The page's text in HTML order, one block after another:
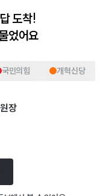
도착!
었어요
국민의힘 개혁신당
장